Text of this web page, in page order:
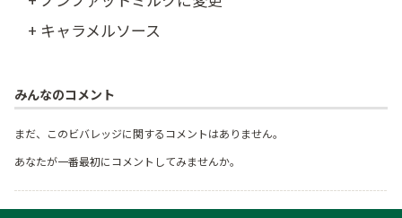
+ キャラメルソース
みんなのコメント
まだ、このビバレッジに関するコメントはありません。
あなたが一番最初にコメントしてみませんか。